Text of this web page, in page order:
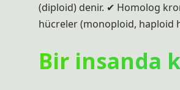
(diploid) denir. ✔ Homolog
hücreler (monoploid, haploid
Bir insanda